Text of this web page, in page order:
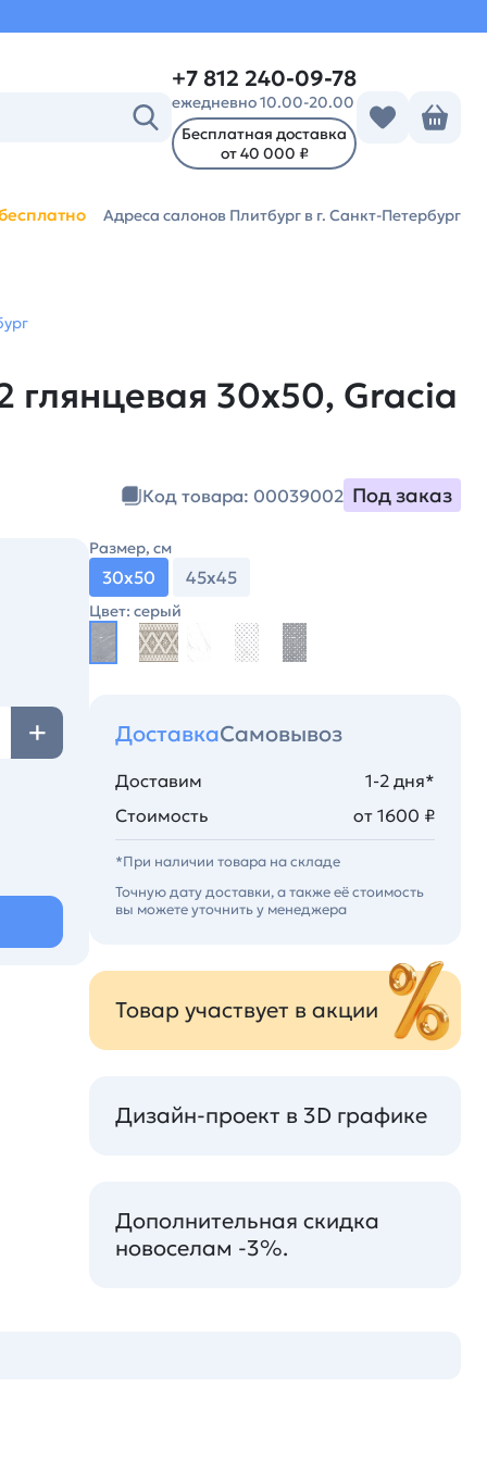
+7 812 240-09-78
ежедневно 10.00-20.00
Бесплатная доставка
от 40 000 ₽
Адреса салонов Плитбург в г. Санкт-Петербург
30х50, Gracia
Код товара: 00039002 Под заказ
Размер, см
30х50 45х45
Цвет: серый
ДоставкаСамовывоз
Доставим
1-2 дня*
Стоимость
от 1600 ₽
*При наличии товара на складе
Точную дату доставки, а также её стоимость
вы можете уточнить у менеджера
Товар участвует в акции
Дизайн-проект в 3D графике
Дополнительная скидка
новоселам -3%.